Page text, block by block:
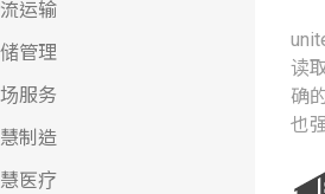
运输
管理
服务
制造
医疗
读
确
也
商